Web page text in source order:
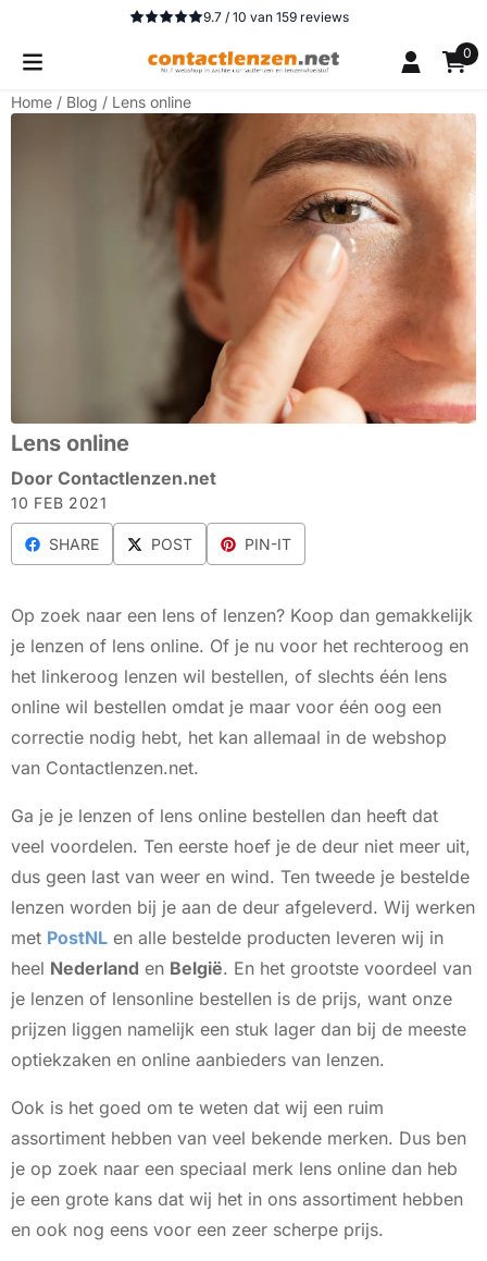
Cookievoorkeuren zijn beschikbaar. Kies instellingen of
9.7 / 10 van 159reviews
0
Home / Blog / Lens online
Lens online
Door Contactlenzen.net
10 FEB 2021
SHARE POST PIN-IT
Op zoek naar een lens of lenzen? Koop dan gemakkelijk
je lenzen of lens online. Of je nu voor het rechteroog en
het linkeroog lenzen wil bestellen, of slechts één lens
online wil bestellen omdat je maar voor één oog een
correctie nodig hebt, het kan allemaal in de webshop
van Contactlenzen.net.
Ga je je lenzen of lens online bestellen dan heeft dat
veel voordelen. Ten eerste hoef je de deur niet meer uit,
dus geen last van weer en wind. Ten tweede je bestelde
lenzen worden bij je aan de deur afgeleverd. Wij werken
met PostNL en alle bestelde producten leveren wij in
heel Nederland en België. En het grootste voordeel van
je lenzen of lensonline bestellen is de prijs, want onze
prijzen liggen namelijk een stuk lager dan bij de meeste
optiekzaken en online aanbieders van lenzen.
Ook is het goed om te weten dat wij een ruim
assortiment hebben van veel bekende merken. Dus ben
je op zoek naar een speciaal merk lens online dan heb
je een grote kans dat wij het in ons assortiment hebben
en ook nog eens voor een zeer scherpe prijs.